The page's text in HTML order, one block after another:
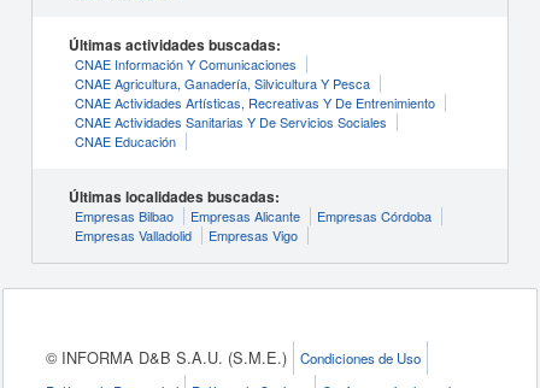
Últimas actividades buscadas:
CNAE Información Y Comunicaciones
CNAE Agricultura, Ganadería, Silvicultura Y Pesca
CNAE Actividades Artísticas, Recreativas Y De Entrenimiento
CNAE Actividades Sanitarias Y De Servicios Sociales
CNAE Educación
Últimas localidades buscadas:
Empresas Bilbao Empresas Alicante
Empresas Córdoba
Empresas Valladolid
Empresas Vigo
© INFORMA D&B S.A.U. (S.M.E.)
Condiciones de Uso